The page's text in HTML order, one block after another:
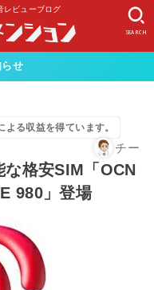
レビューブログ
SEARCH
せ
る収益を得ています。
チー
格安SIM「OCN
980」登場